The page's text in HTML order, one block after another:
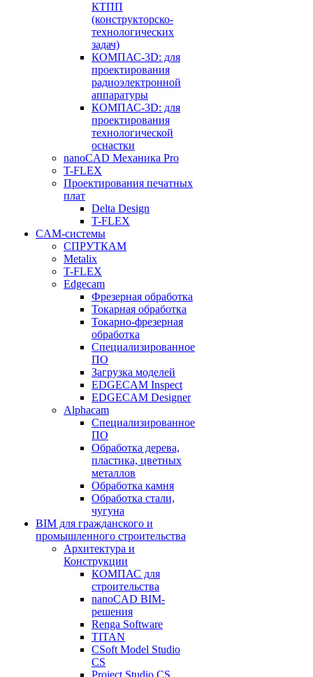
КТПП
(конструкторско-
технологических
задач)
КОМПАС-3D: для
проектирования
радиоэлектронной
аппаратуры
КОМПАС-3D: для
проектирования
технологической
оснастки
nanoCAD Механика Pro
T-FLEX
Проектирования печатных
плат
Delta Design
T-FLEX
CAM-системы
СПРУТКAM
Metalix
T-FLEX
Edgecam
Фрезерная обработка
Токарная обработка
Токарно-фрезерная
обработка
Специализированное
ПО
Загрузка моделей
EDGECAM Inspect
EDGECAM Designer
Alphacam
Специализированное
ПО
Обработка дерева,
пластика, цветных
металлов
Обработка камня
Обработка стали,
чугуна
BIM для гражданского и
промышленного строительства
Архитектура и
Конструкции
КОМПАС для
строительства
nanoCAD BIM-
решения
Renga Software
TITAN
CSoft Model Studio
CS
Project Studio CS